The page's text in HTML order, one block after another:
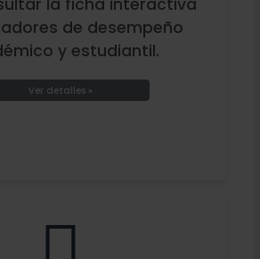
la ficha interactiva
de desempeño
y estudiantil.
Ver detalles »